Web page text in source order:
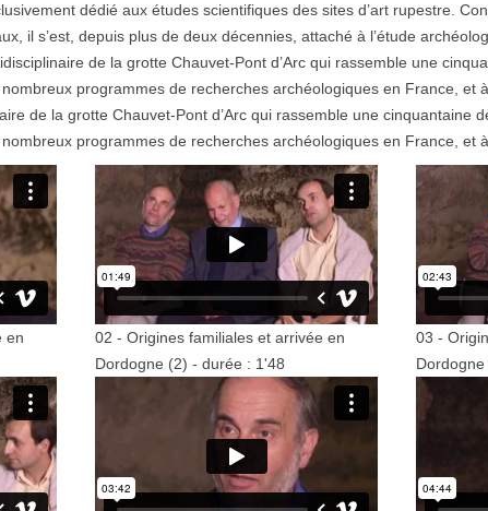
dédié aux études scientifiques des sites d’art rupestre.
il s’est, depuis plus de deux décennies, attaché à l’étude
de la grotte Chauvet-Pont d’Arc qui rassemble une
programmes de recherches archéologiques en France, et
de la grotte Chauvet-Pont d’Arc qui rassemble une cinquantaine
programmes de recherches archéologiques en France, et
en
02 - Origines familiales et arrivée en
Dordogne (2) - durée : 1'48
03 -